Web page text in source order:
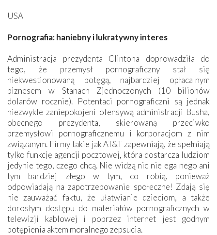
USA
Pornografia: haniebny i lukratywny interes
Administracja prezydenta Clintona doprowadziła do
tego, że przemysł pornograficzny stał się
niekwestionowaną potęgą, najbardziej opłacalnym
biznesem w Stanach Zjednoczonych (10 bilionów
dolarów rocznie). Potentaci pornograficzni są jednak
niezwykle zaniepokojeni ofensywą administracji Busha,
obecnego prezydenta, skierowaną przeciwko
przemysłowi pornograficznemu i korporacjom z nim
związanym. Firmy takie jak AT&T zapewniają, że spełniają
tylko funkcję agencji pocztowej, która dostarcza ludziom
jedynie tego, czego chcą. Nie widzą nic nielegalnego ani
tym bardziej złego w tym, co robią, ponieważ
odpowiadają na zapotrzebowanie społeczne! Zdają się
nie zauważać faktu, że ułatwianie dzieciom, a także
dorosłym dostępu do materiałów pornograficznych w
telewizji kablowej i poprzez internet jest godnym
potępienia aktem moralnego zepsucia.